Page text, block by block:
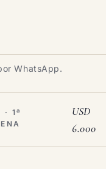
WhatsApp.
· 1ª
USD
6.000